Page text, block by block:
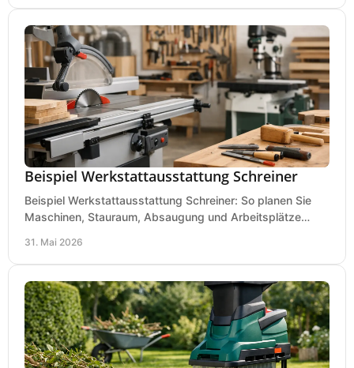
Beispiel Werkstattausstattung Schreiner
Beispiel Werkstattausstattung Schreiner: So planen Sie
Maschinen, Stauraum, Absaugung und Arbeitsplätze
31. Mai 2026